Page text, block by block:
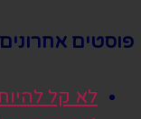
פוסטים אחרונים
לא קל